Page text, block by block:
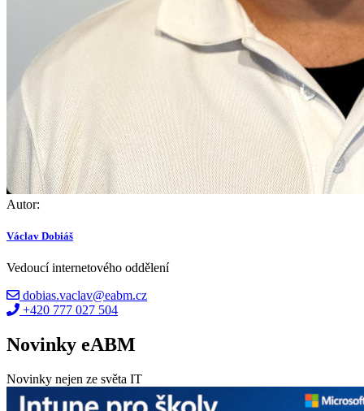
Autor:
Václav Dobiáš
Vedoucí internetového oddělení
dobias.vaclav@eabm.cz
+420 777 027 504
Novinky eABM
Novinky nejen ze světa IT